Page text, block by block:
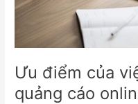
Ưu điểm của
quảng cáo